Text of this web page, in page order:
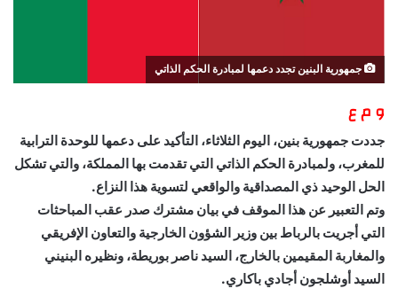
جمهورية البنين تجدد دعمها لمبادرة الحكم الذاتي
و م ع
جددت جمهورية بنين، اليوم الثلاثاء، التأكيد على دعمها للوحدة الترابية
للمغرب، ولمبادرة الحكم الذاتي التي تقدمت بها المملكة، والتي تشكل
الحل الوحيد ذي المصداقية والواقعي لتسوية هذا النزاع.
وتم التعبير عن هذا الموقف في بيان مشترك صدر عقب المباحثات
التي أجريت بالرباط بين وزير الشؤون الخارجية والتعاون الإفريقي
والمغاربة المقيمين بالخارج، السيد ناصر بوريطة، ونظيره البنيني
السيد أوشلجون أجادي باكاري.